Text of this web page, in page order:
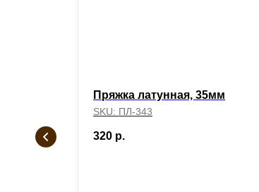
Пряжка латунная, 35мм
SKU: ПЛ-343
320 р.